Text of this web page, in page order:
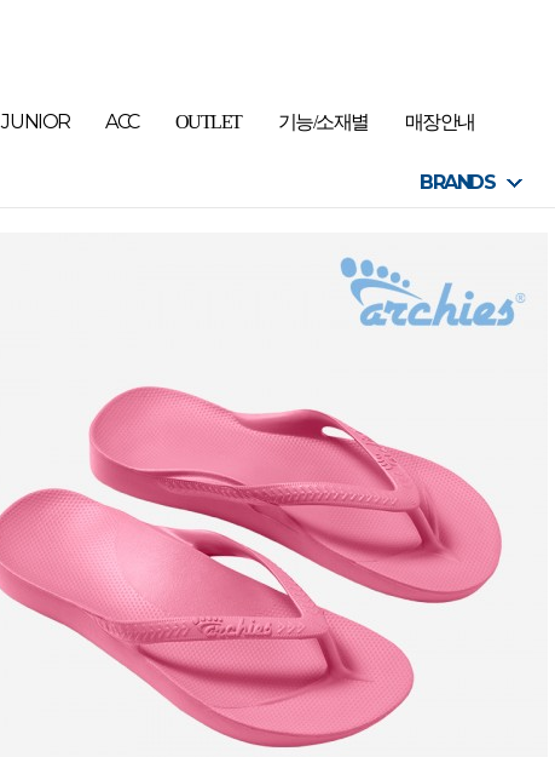
JUNIOR ACC OUTLET 기능/소재별 매장안내
BRANDS